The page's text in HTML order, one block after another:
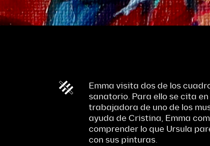
Emma visita dos de los
sanatorio. Para ello se cita
trabajadora de uno de los
ayuda de Cristina, Emma
comprender lo que Ursula
con sus pinturas.